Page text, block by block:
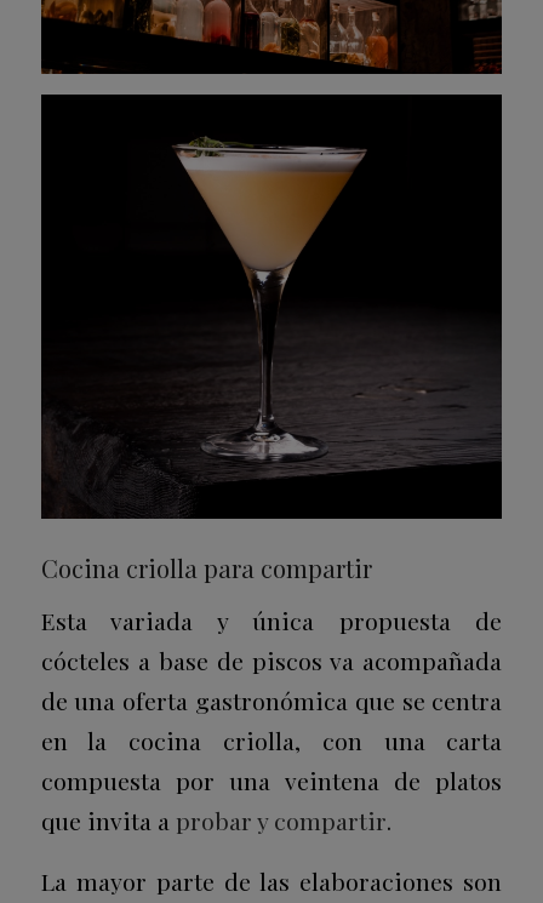
Cocina criolla para compartir
Esta variada y única propuesta de
cócteles a base de piscos va acompañada
de una oferta gastronómica que se centra
en la cocina criolla, con una carta
compuesta por una veintena de platos
que invita a probar y compartir.
La mayor parte de las elaboraciones son